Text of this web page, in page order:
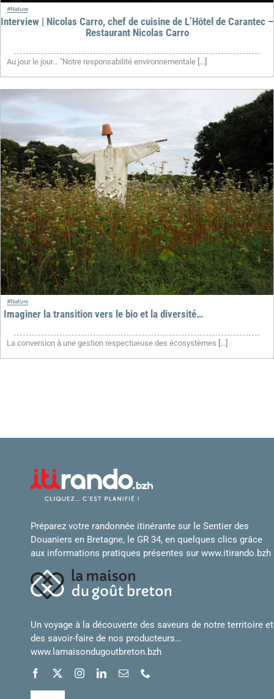
#Nature
Interview | Nicolas Carro, chef de cuisine de L’Hôtel de Carantec –
Restaurant Nicolas Carro
Au jour le jour… "Notre responsabilité environnementale [...]
#Nature
Imaginer la transition vers le bio et la diversité…
La conversion à une gestion respectueuse des écosystèmes [...]
Préparez votre randonnée itinérante sur le Sentier des
Douaniers en Bretagne, le GR 34, en quelques clics grâce
aux informations pratiques présentes sur www.itirando.bzh
Un voyage à la découverte des saveurs de notre territoire et
des savoir-faire de nos producteurs…
www.lamaisondugoutbreton.bzh